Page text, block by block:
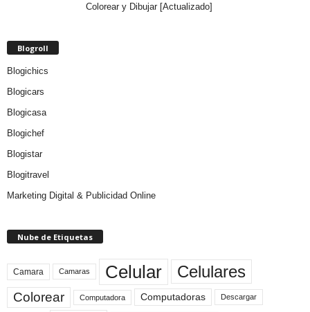
Colorear y Dibujar [Actualizado]
Blogroll
Blogichics
Blogicars
Blogicasa
Blogichef
Blogistar
Blogitravel
Marketing Digital & Publicidad Online
Nube de Etiquetas
Camara Camaras Celular Celulares
Colorear Computadora Computadoras Descargar